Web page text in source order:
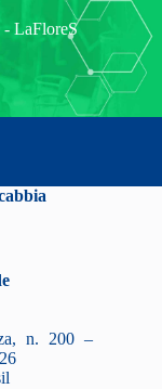
- LaFloreS
n. 200 –